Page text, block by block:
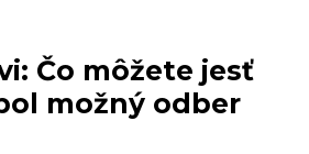
Čo môžete jesť
možný odber